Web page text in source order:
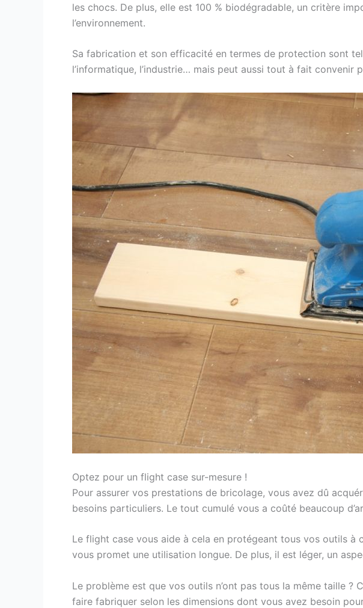
les chocs. De plus, elle est 100 % biodégradable, un critère
l’environnement.
Sa fabrication et son efficacité en termes de protection sont
l’informatique, l’industrie… mais peut aussi tout à fait convenir
Optez pour un flight case sur-mesure !
Pour assurer vos prestations de bricolage, vous avez dû
besoins particuliers. Le tout cumulé vous a coûté beaucoup
Le flight case vous aide à cela en protégeant tous vos outils
vous promet une utilisation longue. De plus, il est léger, un
Le problème est que vos outils n’ont pas tous la même taille ?
faire fabriquer selon les dimensions dont vous avez besoin